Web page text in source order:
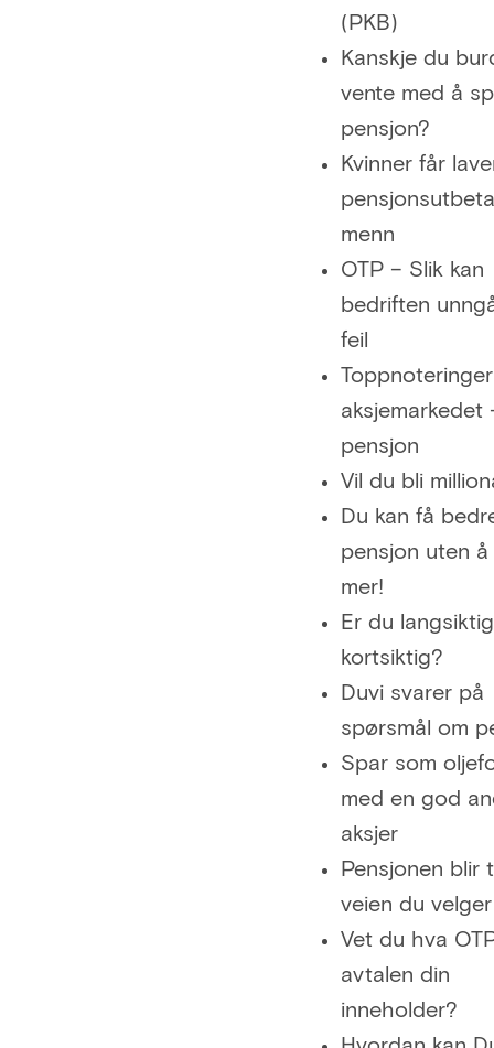
(PKB)
Kanskje du
vente med å
pensjon?
Kvinner får
menn
OTP – Slik kan
bedriften
feil
aksjemarkedet
pensjon
Vil du bli
Du kan få
pensjon uten
mer!
Er du
kortsiktig?
Duvi svarer på
spørsmål om
Spar som
med en god
aksjer
Pensjonen blir
veien du velger
Vet du hva
avtalen din
inneholder?